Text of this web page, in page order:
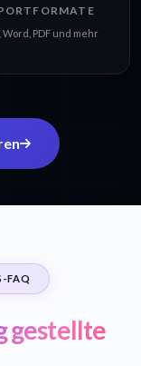
Word, PDF und mehr
FAQ
gestellte